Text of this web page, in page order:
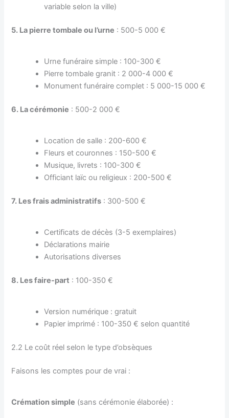
variable selon la ville)
5. La pierre tombale ou l’urne : 500-5 000 €
Urne funéraire simple : 100-300 €
Pierre tombale granit : 2 000-4 000 €
Monument funéraire complet : 5 000-15 000 €
6. La cérémonie : 500-2 000 €
Location de salle : 200-600 €
Fleurs et couronnes : 150-500 €
Musique, livrets : 100-300 €
Officiant laïc ou religieux : 200-500 €
7. Les frais administratifs : 300-500 €
Certificats de décès (3-5 exemplaires)
Déclarations mairie
Autorisations diverses
8. Les faire-part : 100-350 €
Version numérique : gratuit
Papier imprimé : 100-350 € selon quantité
2.2 Le coût réel selon le type d’obsèques
Faisons les comptes pour de vrai :
Crémation simple (sans cérémonie élaborée) :